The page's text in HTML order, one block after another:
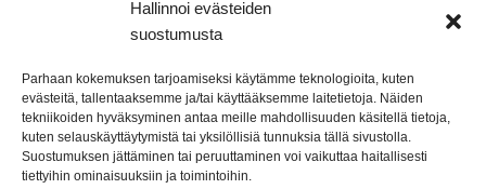
Hallinnoi evästeiden
suostumusta
Parhaan kokemuksen tarjoamiseksi käytämme teknologioita, kuten
evästeitä, tallentaaksemme ja/tai käyttääksemme laitetietoja. Näiden
tekniikoiden hyväksyminen antaa meille mahdollisuuden käsitellä tietoja,
kuten selauskäyttäytymistä tai yksilöllisiä tunnuksia tällä sivustolla.
Suostumuksen jättäminen tai peruuttaminen voi vaikuttaa haitallisesti
tiettyihin ominaisuuksiin ja toimintoihin.
Rekisteri- ja tietosuojaseloste
Palautusohjeet
Darenne.fi on lahjatavara- ja lifestyleputiikki verkossa.